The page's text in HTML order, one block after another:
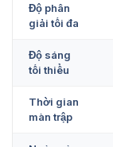
Độ phân
giải tối đa
Độ sáng
tối thiểu
Thời gian
màn trập